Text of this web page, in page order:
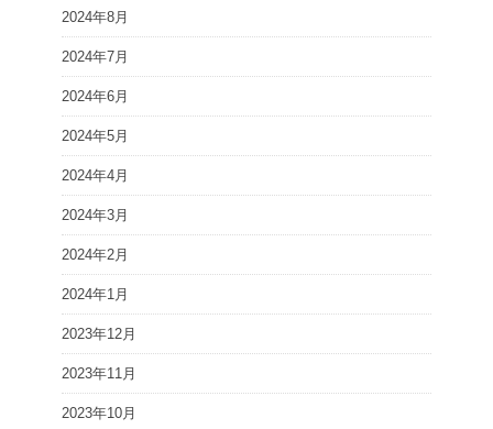
2024年8月
2024年7月
2024年6月
2024年5月
2024年4月
2024年3月
2024年2月
2024年1月
2023年12月
2023年11月
2023年10月